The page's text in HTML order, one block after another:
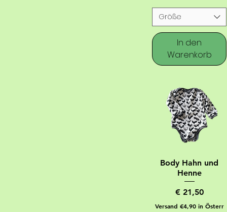
Größe
In den
Warenkorb
Body Hahn und
Henne
Preis
€ 21,50
Versand €4,90 in Österr